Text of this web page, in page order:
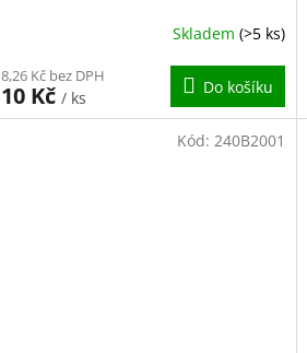
Skladem (>5 ks)
8,26 Kč bez DPH
10 Kč / ks
Do košíku
Kód: 240B2001